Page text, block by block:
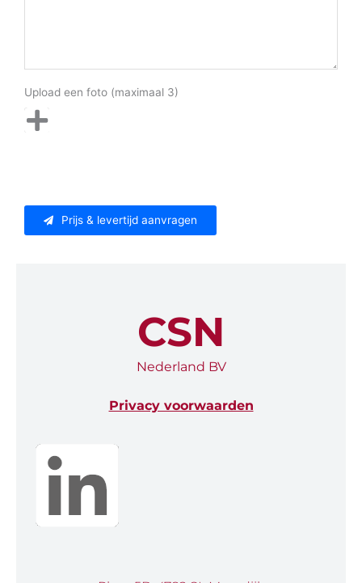
Upload een foto (maximaal 3)
Prijs & levertijd aanvragen
CSN
Nederland BV
Privacy voorwaarden